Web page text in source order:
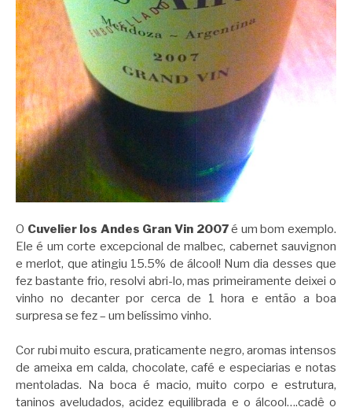
O Cuvelier los Andes Gran Vin 2007é um bom exemplo.
Ele é um corte excepcional de malbec, cabernet sauvignon
e merlot, que atingiu 15.5% de álcool! Num dia desses que
fez bastante frio, resolvi abri-lo, mas primeiramente deixei o
vinho no decanter por cerca de 1 hora e então a boa
surpresa se fez – um belíssimo vinho.
Cor rubi muito escura, praticamente negro, aromas intensos
de ameixa em calda, chocolate, café e especiarias e notas
mentoladas. Na boca é macio, muito corpo e estrutura,
taninos aveludados, acidez equilibrada e o álcool….cadê o